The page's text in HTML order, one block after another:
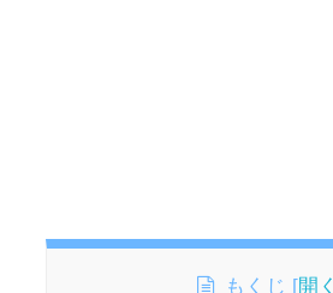
もくじ [開く